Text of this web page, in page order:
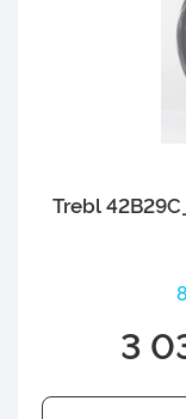
Trebl
3